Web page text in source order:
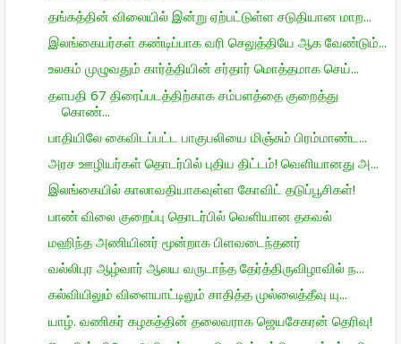
தங்கத்தின் விலையில் இன்று ஏற்பட்டுள்ள சடுதியான மாற...
இலங்கையர்கள் கண்டிப்பாக வரி செலுத்தியே ஆக வேண்டும்...
உலகம் முழுவதும் கார்த்தியின் சர்தார் மொத்தமாக செய்...
தளபதி 67 திரைப்படத்திற்காக சம்பளத்தை குறைத்து
கொண்...
பாதியிலே கைவிடப்பட்ட பாகுபலியை மிஞ்சும் பிரம்மாண்ட...
அரச ஊழியர்கள் தொடர்பில் புதிய திட்டம்! வெளியானது அ...
இலங்கையில் காலாவதியாகவுள்ள கோவிட் தடுப்பூசிகள்!
பாண் விலை குறைப்பு தொடர்பில் வெளியான தகவல்
மஹிந்த அணியினர் மூன்றாக பிளவடைந்தனர்
வல்லிபுர ஆழ்வார் ஆலய வருடாந்த தேர்த்திருவிழாவில் ந...
கல்வியிலும் விளையாட்டிலும் சாதித்த முல்லைத்தீவு யு...
யாழ். வணிகர் கழகத்தின் தலைவராக ஜெயசேகரன் தெரிவு!